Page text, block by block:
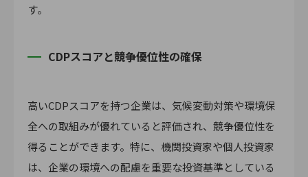
す。
CDPスコアと競争優位性の確保
高いCDPスコアを持つ企業は、気候変動対策や環境保
全への取組みが優れていると評価され、競争優位性を
得ることができます。特に、機関投資家や個人投資家
は、企業の環境への配慮を重要な投資基準としている